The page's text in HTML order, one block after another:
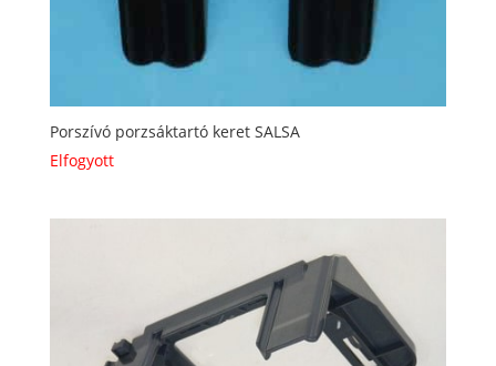
Porszívó porzsáktartó keret SALSA
Elfogyott